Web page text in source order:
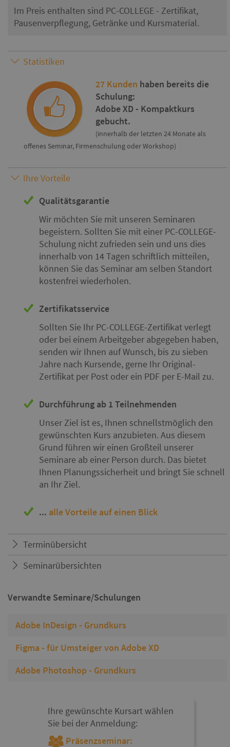
Im Preis enthalten sind PC-COLLEGE - Zertifikat,
Pausenverpflegung, Getränke und Kursmaterial.
Statistiken
27 Kunden haben bereits die
Schulung:
Adobe XD - Kompaktkurs
gebucht.
(innerhalb der letzten 24 Monate als
offenes Seminar, Firmenschulung oder Workshop)
Ihre Vorteile
Qualitätsgarantie
Wir möchten Sie mit unseren Seminaren
begeistern. Sollten Sie mit einer PC-COLLEGE-
Schulung nicht zufrieden sein und uns dies
innerhalb von 14 Tagen schriftlich mitteilen,
können Sie das Seminar am selben Standort
kostenfrei wiederholen.
Zertifikatsservice
Sollten Sie Ihr PC-COLLEGE-Zertifikat verlegt
oder bei einem Arbeitgeber abgegeben haben,
senden wir Ihnen auf Wunsch, bis zu sieben
Jahre nach Kursende, gerne Ihr Original-
Zertifikat per Post oder ein PDF per E-Mail zu.
Durchführung ab 1 Teilnehmenden
Unser Ziel ist es, Ihnen schnellstmöglich den
gewünschten Kurs anzubieten. Aus diesem
Grund führen wir einen Großteil unserer
Seminare ab einer Person durch. Das bietet
Ihnen Planungssicherheit und bringt Sie schnell
an Ihr Ziel.
... alle Vorteile auf einen Blick
Terminübersicht
Seminarübersichten
Verwandte Seminare/Schulungen
Adobe InDesign - Grundkurs
Figma - für Umsteiger von Adobe XD
Adobe Photoshop - Grundkurs
Ihre gewünschte Kursart wählen
Sie bei der Anmeldung:
Präsenzseminar: